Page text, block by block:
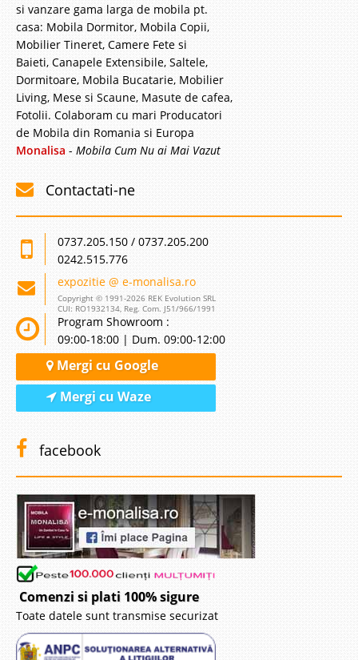
si vanzare gama larga de mobila pt.
casa: Mobila Dormitor, Mobila Copii,
Mobilier Tineret, Camere Fete si
Baieti, Canapele Extensibile, Saltele,
Dormitoare, Mobila Bucatarie, Mobilier
Living, Mese si Scaune, Masute de cafea,
Fotolii. Colaboram cu mari Producatori
de Mobila din Romania si Europa
Monalisa - Mobila Cum Nu ai Mai Vazut
Contactati-ne
0737.205.150 / 0737.205.200
0242.515.776
expozitie @ e-monalisa.ro
Copyright © 1991-2026 REK Evolution SRL
CUI: RO1932134, Reg. Com. J51/966/1991
Program Showroom :
09:00-18:00 | Dum. 09:00-12:00
Mergi cu Google
Mergi cu Waze
facebook
Comenzi si plati 100% sigure
Toate datele sunt transmise securizat